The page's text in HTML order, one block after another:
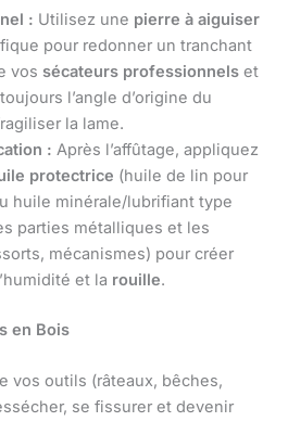
: Utilisez une pierre à aiguiser
pour redonner un tranchant
vos sécateurs professionnels et
l’angle d’origine du
la lame.
: Après l’affûtage, appliquez
protectrice (huile de lin pour
huile minérale/lubrifiant type
parties métalliques et les
mécanismes) pour créer
et la rouille.
en Bois
vos outils (râteaux, bêches,
se fissurer et devenir